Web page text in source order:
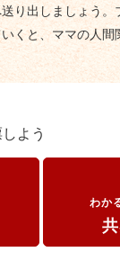
り出しましょう。
くと、ママの人間
よう
わか